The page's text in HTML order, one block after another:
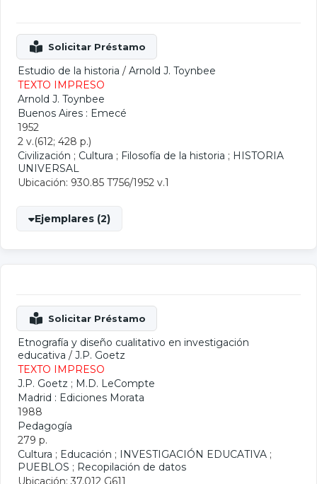
Estudio de la historia / Arnold J. Toynbee
TEXTO IMPRESO
Arnold J. Toynbee
Buenos Aires : Emecé
1952
2 v.(612; 428 p.)
Civilización ; Cultura ; Filosofía de la historia ; HISTORIA
UNIVERSAL
Ubicación: 930.85 T756/1952 v.1
Ejemplares (2)
Etnografía y diseño cualitativo en investigación
educativa / J.P. Goetz
TEXTO IMPRESO
J.P. Goetz ; M.D. LeCompte
Madrid : Ediciones Morata
1988
Pedagogía
279 p.
Cultura ; Educación ; INVESTIGACIÓN EDUCATIVA ;
PUEBLOS ; Recopilación de datos
Ubicación: 37.012 G611